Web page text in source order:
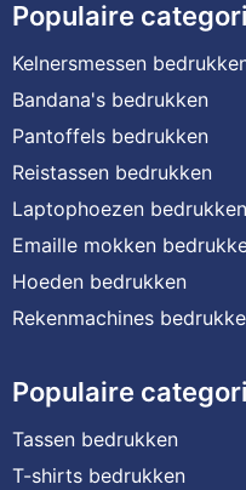
Populaire
Kelnersmessen
Bandana's bedrukken
Pantoffels bedrukken
Reistassen bedrukken
Laptophoezen bedrukken
Emaille mokken
Hoeden bedrukken
Rekenmachines
Populaire
Tassen bedrukken
T-shirts bedrukken